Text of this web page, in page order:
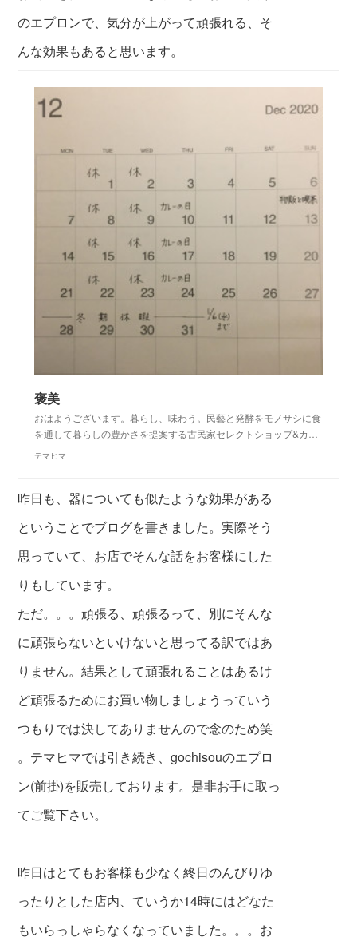
のエプロンで、気分が上がって頑張れる、そ
んな効果もあると思います。
褒美
おはようございます。暮らし、味わう。民藝と発酵をモノサシに食
を通して暮らしの豊かさを提案する古民家セレクトショップ&カ…
テマヒマ
昨日も、器についても似たような効果がある
ということでブログを書きました。実際そう
思っていて、お店でそんな話をお客様にした
りもしています。
ただ。。。頑張る、頑張るって、別にそんな
に頑張らないといけないと思ってる訳ではあ
りません。結果として頑張れることはあるけ
ど頑張るためにお買い物しましょうっていう
つもりでは決してありませんので念のため笑
。テマヒマでは引き続き、gochisouのエプロ
ン(前掛)を販売しております。是非お手に取っ
てご覧下さい。
昨日はとてもお客様も少なく終日のんびりゆ
ったりとした店内、ていうか14時にはどなた
もいらっしゃらなくなっていました。。。お